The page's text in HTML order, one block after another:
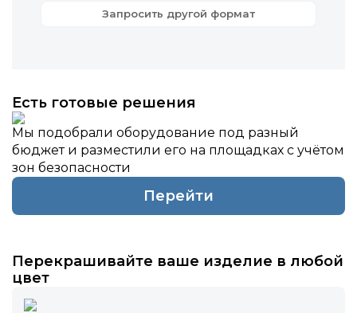
Запросить другой формат
Есть готовые решения
Мы подобрали оборудование под разный
бюджет и разместили его на площадках с учётом
зон безопасности
Перейти
Перекрашивайте ваше изделие в любой
цвет